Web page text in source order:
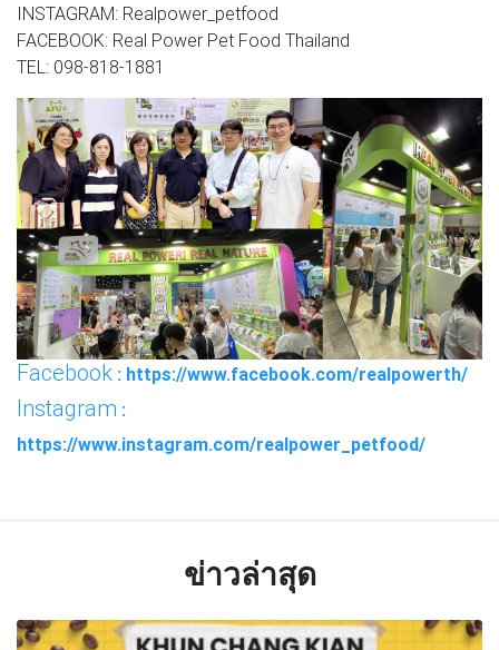
INSTAGRAM: Realpower_petfood
FACEBOOK: Real Power Pet Food Thailand
TEL: 098-818-1881
Facebook : https://www.facebook.com/realpowerth/
Instagram :
https://www.instagram.com/realpower_petfood/
ข่าวล่าสุด